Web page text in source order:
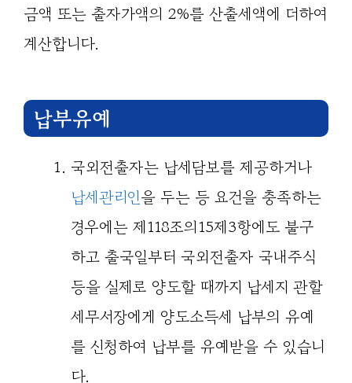
금액 또는 출자가액의 2%를 산출세액에 더하여
계산합니다.
납부유예
국외전출자는 납세담보를 제공하거나
납세관리인을 두는 등 요건을 충족하는
경우에는 제118조의15제3항에도 불구
하고 출국일부터 국외전출자 국내주식
등을 실제로 양도할 때까지 납세지 관할
세무서장에게 양도소득세 납부의 유예
를 신청하여 납부를 유예받을 수 있습니
다.